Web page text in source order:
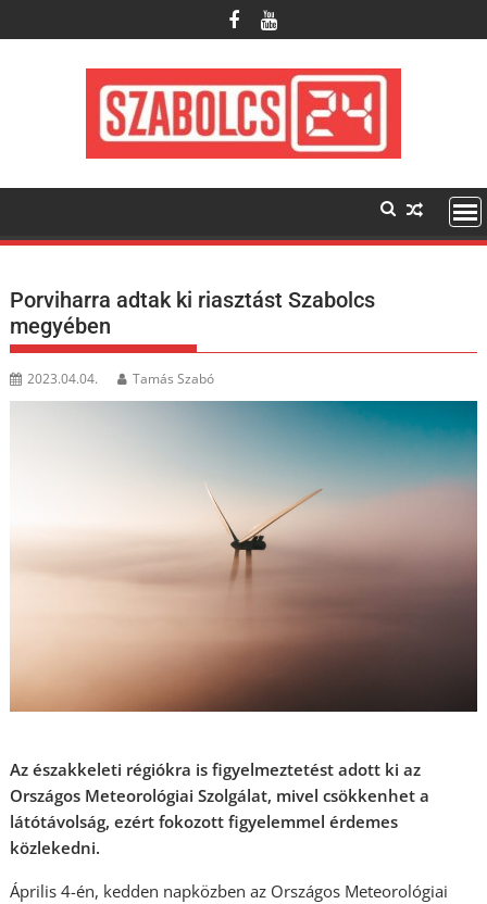
to
Porviharra adtak ki riasztást Szabolcs
megyében
2023.04.04. Tamás Szabó
Az északkeleti régiókra is figyelmeztetést adott ki az
Országos Meteorológiai Szolgálat, mivel csökkenhet a
látótávolság, ezért fokozott figyelemmel érdemes
közlekedni.
Április 4-én, kedden napközben az Országos Meteorológiai